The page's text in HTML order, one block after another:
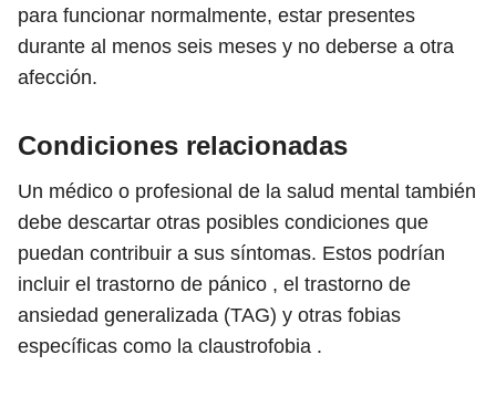
para funcionar normalmente, estar presentes
durante al menos seis meses y no deberse a otra
afección.
Condiciones relacionadas
Un médico o profesional de la salud mental también
debe descartar otras posibles condiciones que
puedan contribuir a sus síntomas. Estos podrían
incluir el trastorno de pánico , el trastorno de
ansiedad generalizada (TAG) y otras fobias
específicas como la claustrofobia .